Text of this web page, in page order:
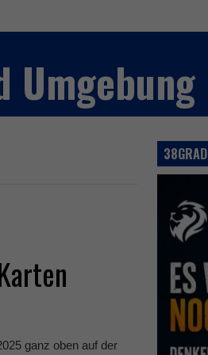
Umgebung
ganz oben auf der
38GRAD